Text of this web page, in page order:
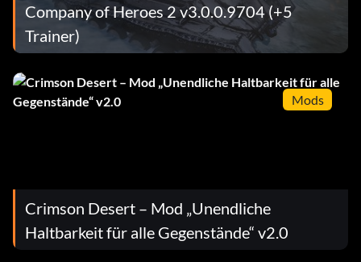
Company of Heroes 2 v3.0.0.9704 (+5
Trainer)
Mods
Crimson Desert – Mod „Unendliche
Haltbarkeit für alle Gegenstände“ v2.0